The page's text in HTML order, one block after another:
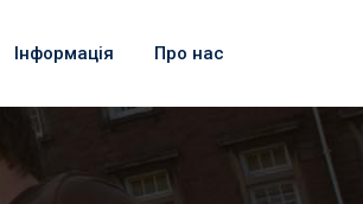
Інформація Про нас